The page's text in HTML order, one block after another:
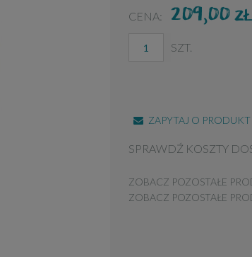
CENA: 209,00 ZŁ
SZT.
ZAPYTAJ O PRODUKT
SPRAWDŹ KOSZTY
ZOBACZ POZOSTAŁE
ZOBACZ POZOSTAŁE